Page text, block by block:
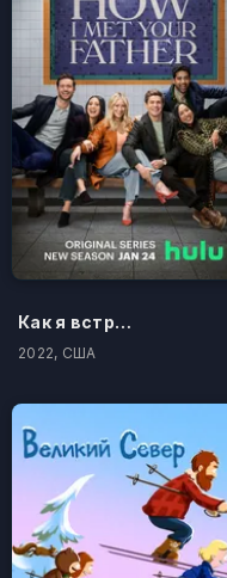
Как я встретила вашего папу
2022, США